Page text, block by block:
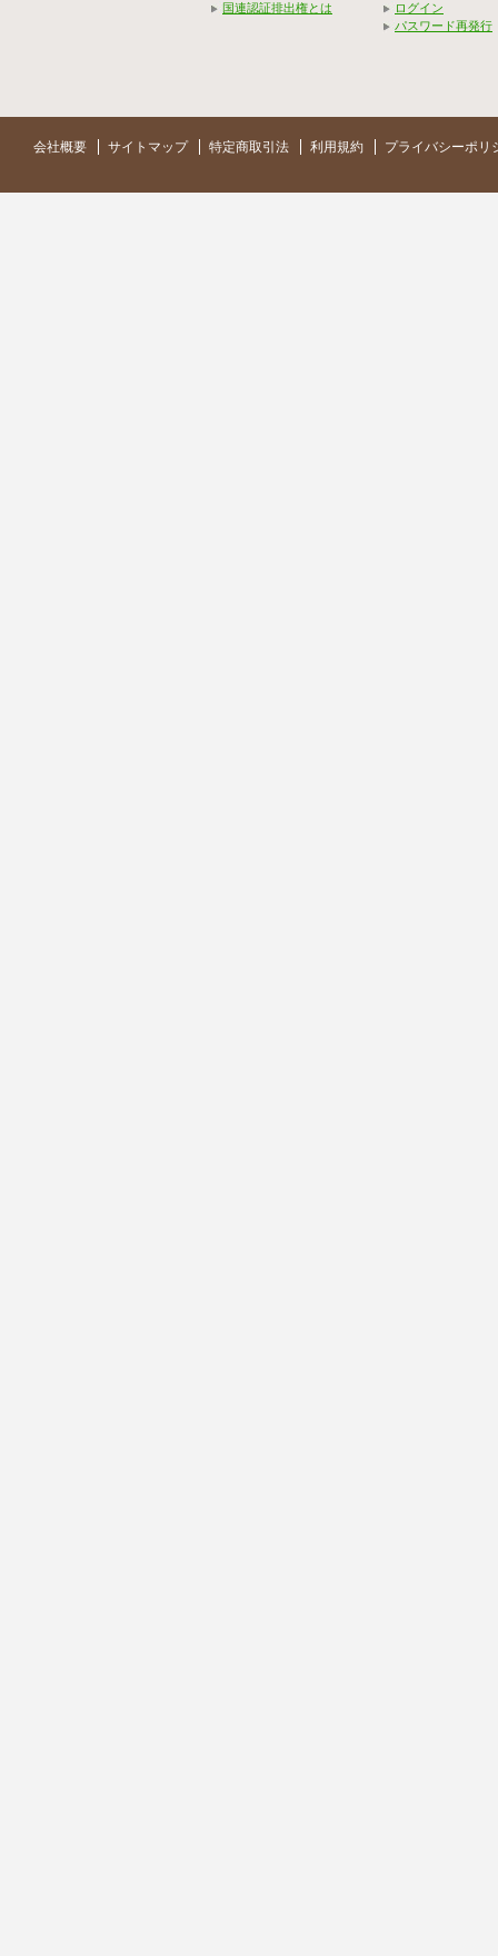
国連認証排出権とは
ログイン
パスワード再発行
会社概要 サイトマップ 特定商取引法 利用規約 プライバシーポリ